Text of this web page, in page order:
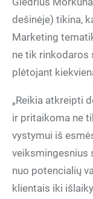
dešinėje) tikina,
Marketing
ne tik rinkodaros
plėtojant
„Reikia atkreipti
ir pritaikoma ne
vystymui iš
veiksmingesnius
nuo potencialių
klientais iki